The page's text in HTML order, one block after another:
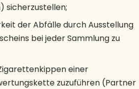
sicherzustellen;
der Abfälle durch Ausstellung
bei jeder Sammlung zu
einer
zuzuführen (Partner